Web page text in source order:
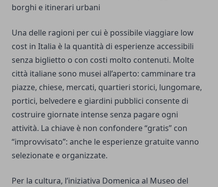
borghi e itinerari urbani
Una delle ragioni per cui è possibile viaggiare low
cost in Italia è la quantità di esperienze accessibili
senza biglietto o con costi molto contenuti. Molte
città italiane sono musei all’aperto: camminare tra
piazze, chiese, mercati, quartieri storici, lungomare,
portici, belvedere e giardini pubblici consente di
costruire giornate intense senza pagare ogni
attività. La chiave è non confondere “gratis” con
“improvvisato”: anche le esperienze gratuite vanno
selezionate e organizzate.
Per la cultura, l’iniziativa Domenica al Museo del